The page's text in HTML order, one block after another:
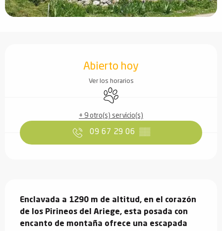
Abierto hoy
Ver los horarios
Se aceptan animales
+ 9 otro(s) servicio(s)
09 67 29 06 ▒▒
Enclavada a 1290 m de altitud, en el corazón
de los Pirineos del Ariege, esta posada con
encanto de montaña ofrece una escapada